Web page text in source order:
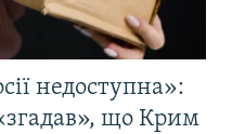
недоступна»:
що Крим